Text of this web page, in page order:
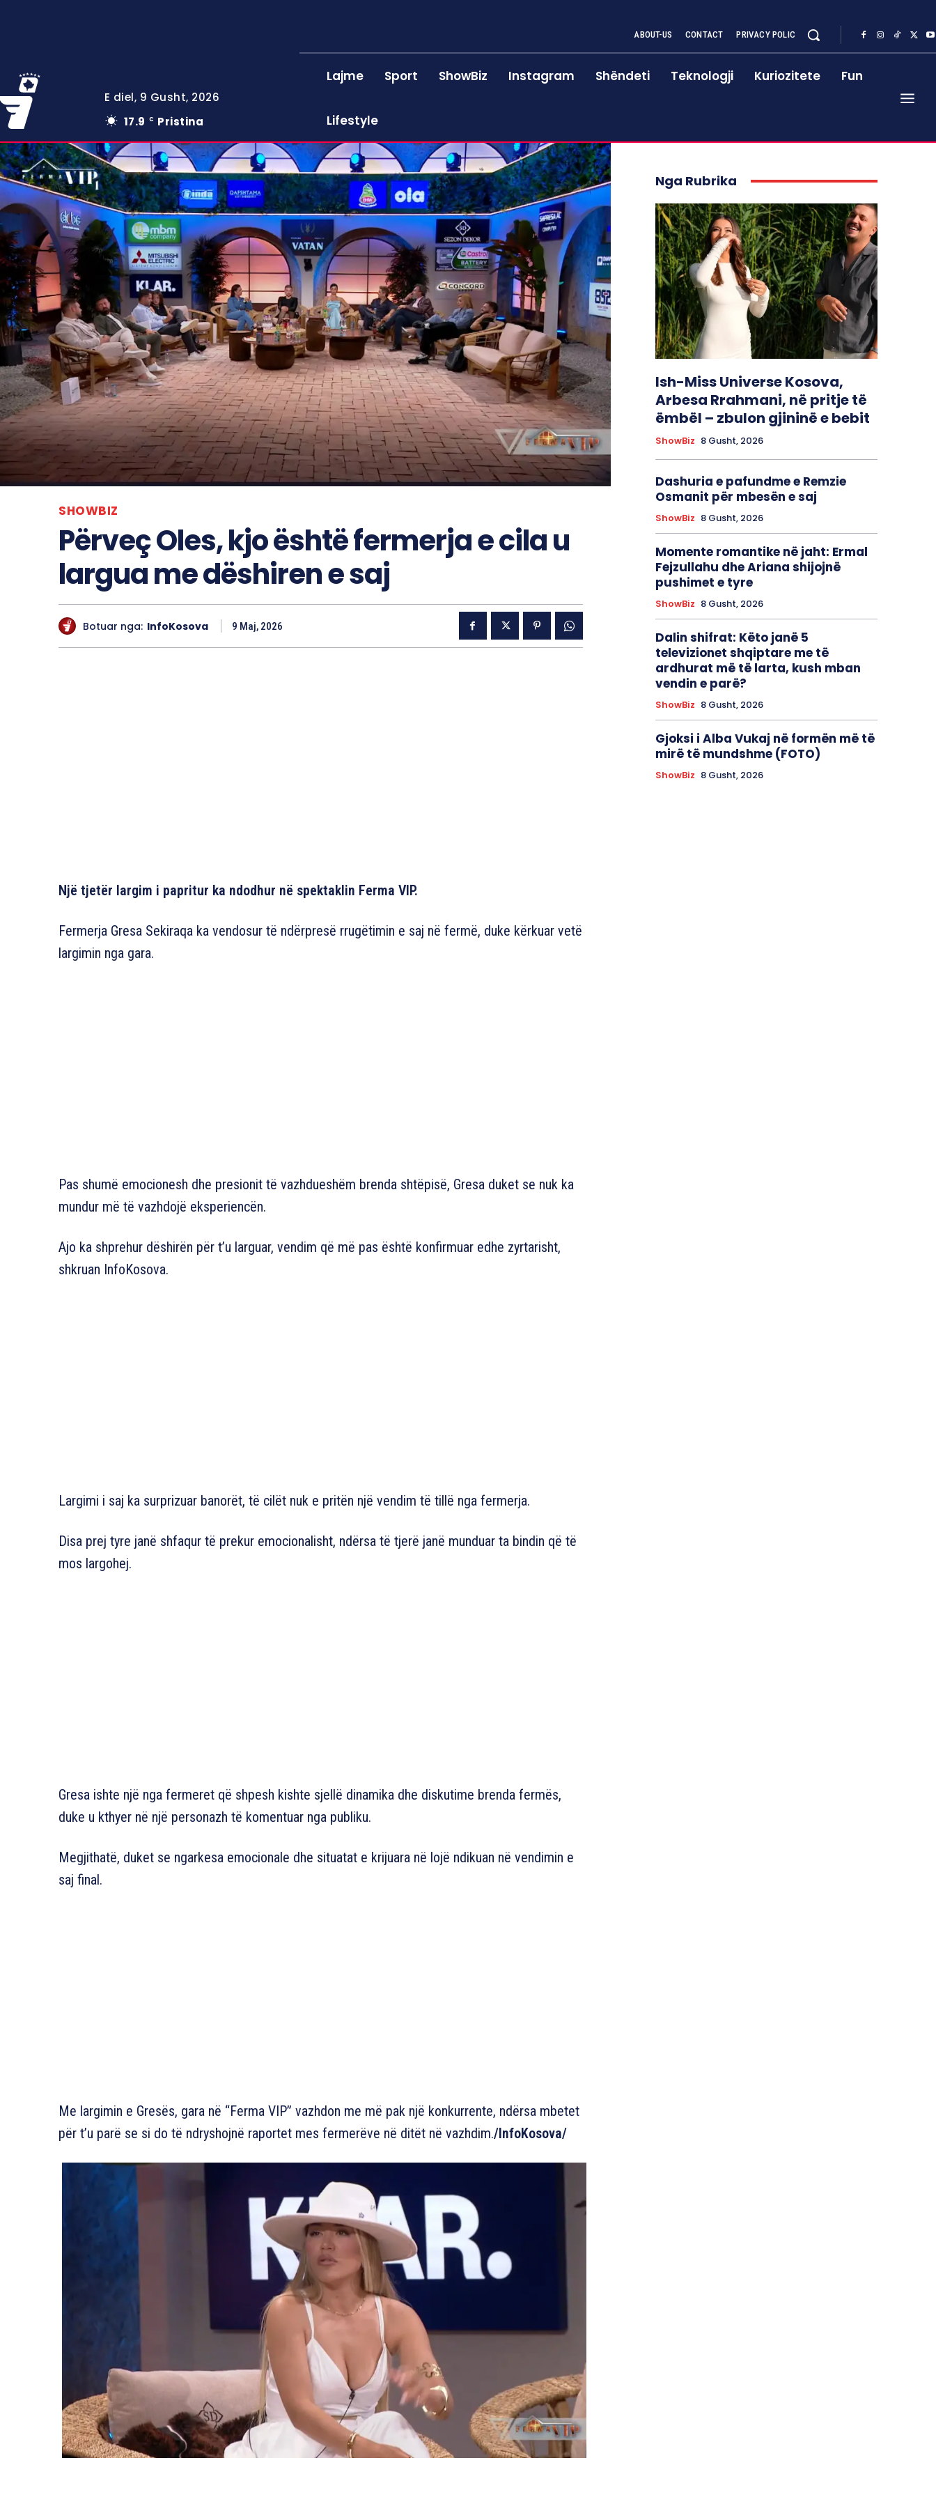
E diel, 9 Gusht, 2026
17.9
C Pristina
ABOUT-US CONTACT PRIVACY POLIC
Lajme Sport ShowBiz Instagram Shëndeti Teknologji Kuriozitete Fun
Lifestyle
SHOWBIZ
Përveç Oles, kjo është fermerja e cila u
largua me dëshiren e saj
Botuar nga: InfoKosova 9 Maj, 2026
Një tjetër largim i papritur ka ndodhur në spektaklin Ferma VIP.
Fermerja Gresa Sekiraqa ka vendosur të ndërpresë rrugëtimin e saj në fermë, duke kërkuar vetë
largimin nga gara.
Pas shumë emocionesh dhe presionit të vazhdueshëm brenda shtëpisë, Gresa duket se nuk ka
mundur më të vazhdojë eksperiencën.
Ajo ka shprehur dëshirën për t’u larguar, vendim që më pas është konfirmuar edhe zyrtarisht,
shkruan InfoKosova.
Largimi i saj ka surprizuar banorët, të cilët nuk e pritën një vendim të tillë nga fermerja.
Disa prej tyre janë shfaqur të prekur emocionalisht, ndërsa të tjerë janë munduar ta bindin që të
mos largohej.
Gresa ishte një nga fermeret që shpesh kishte sjellë dinamika dhe diskutime brenda fermës,
duke u kthyer në një personazh të komentuar nga publiku.
Megjithatë, duket se ngarkesa emocionale dhe situatat e krijuara në lojë ndikuan në vendimin e
saj final.
Me largimin e Gresës, gara në “Ferma VIP” vazhdon me më pak një konkurrente, ndërsa mbetet
për t’u parë se si do të ndryshojnë raportet mes fermerëve në ditët në vazhdim./InfoKosova/
Nga Rubrika
Ish-Miss Universe Kosova,
Arbesa Rrahmani, në pritje të
ëmbël – zbulon gjininë e bebit
ShowBiz 8 Gusht, 2026
Dashuria e pafundme e Remzie
Osmanit për mbesën e saj
ShowBiz 8 Gusht, 2026
Momente romantike në jaht: Ermal
Fejzullahu dhe Ariana shijojnë
pushimet e tyre
ShowBiz 8 Gusht, 2026
Dalin shifrat: Këto janë 5
televizionet shqiptare me të
ardhurat më të larta, kush mban
vendin e parë?
ShowBiz 8 Gusht, 2026
Gjoksi i Alba Vukaj në formën më të
mirë të mundshme (FOTO)
ShowBiz 8 Gusht, 2026